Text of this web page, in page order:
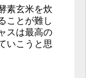
素玄米を炊
ことが難し
スは最高の
いこうと思